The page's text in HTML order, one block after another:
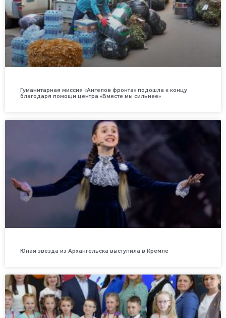
Гуманитарная миссия «Ангелов фронта» подошла к концу
благодаря помощи центра «Вместе мы сильнее»
Юная звезда из Архангельска выступила в Кремле